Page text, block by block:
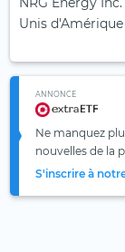
Unis d'Amérique
ANNONCE
Ne manquez
nouvelles de la
S'inscrire à